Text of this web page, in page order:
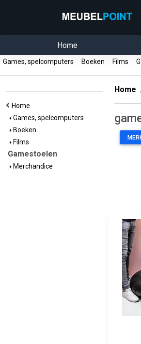
Home
Games, spelcomputers Boeken Films
Home
Games, spelcomputers
Boeken
Films
Gamestoelen
Merchandice
Home